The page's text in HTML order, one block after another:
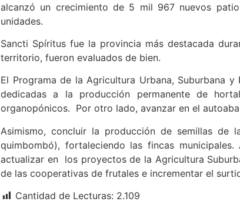
alcanzó un crecimiento de 5 mil 967 nuevos
unidades.
Sancti Spíritus fue la provincia más destacada
territorio, fueron evaluados de bien.
El Programa de la Agricultura Urbana, Suburbana
dedicadas a la producción permanente de
organopónicos. Por otro lado, avanzar en el
Asimismo, concluir la producción de semillas de
quimbombó), fortaleciendo las fincas
actualizar en los proyectos de la Agricultura
de las cooperativas de frutales e incrementar el
Cantidad de Lecturas: 2.109